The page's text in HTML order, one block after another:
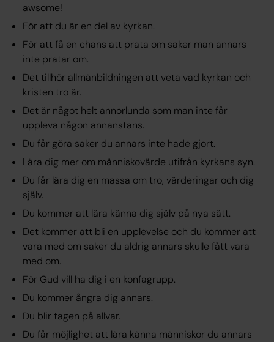
awsome!
För att du är en del av kyrkan.
För att få en chans att prata om saker man annars
inte pratar om.
Det tillhör allmänbildningen att veta vad kyrkan och
kristen tro är.
Det är något helt annorlunda som man inte får
uppleva någon annanstans.
Du får göra saker du annars inte hade gjort.
Lära dig mer om människovärde utifrån kyrkans syn.
Du får lära dig en massa om tro, värderingar och dig
själv.
Du kommer att lära känna dig själv på nya sätt.
Det kommer att bli en upplevelse och du kommer att
vara med om saker du aldrig annars skulle fått vara
med om.
För Gud vill ha dig i en konfagrupp.
Du kommer ångra dig annars.
Du blir tagen på allvar.
Du får möjlighet att lära känna människor du annars